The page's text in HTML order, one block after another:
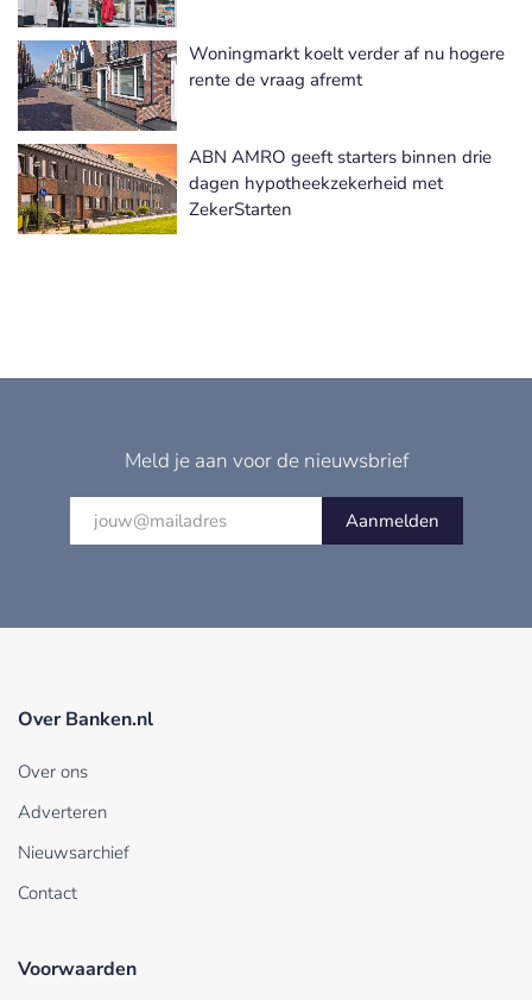
Woningmarkt koelt verder af nu hogere
rente de vraag afremt
ABN AMRO geeft starters binnen drie
dagen hypotheekzekerheid met
ZekerStarten
Meld je aan voor de nieuwsbrief
Aanmelden
Over Banken.nl
Over ons
Adverteren
Nieuwsarchief
Contact
Voorwaarden